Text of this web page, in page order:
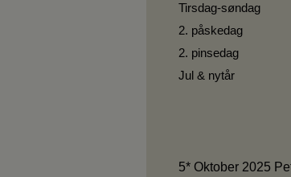
Tirsdag-søndag
2. påskedag
2. pinsedag
Jul & nytår
5* Oktober 2025